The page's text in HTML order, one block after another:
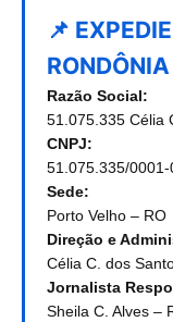
📌
RONDÔNIA
Razão Social:
51.075.335 Célia
CNPJ:
51.075.335/0001-
Sede:
Porto Velho – RO
Direção e
Célia C. dos
Jornalista
Sheila C. Alves –